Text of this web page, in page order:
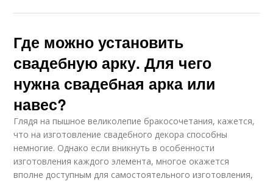
Где можно установить
свадебную арку. Для чего
нужна свадебная арка или
навес?
Глядя на пышное великолепие бракосочетания, кажется,
что на изготовление свадебного декора способны
немногие. Однако если вникнуть в особенности
изготовления каждого элемента, многое окажется
вполне доступным для самостоятельного изготовления,